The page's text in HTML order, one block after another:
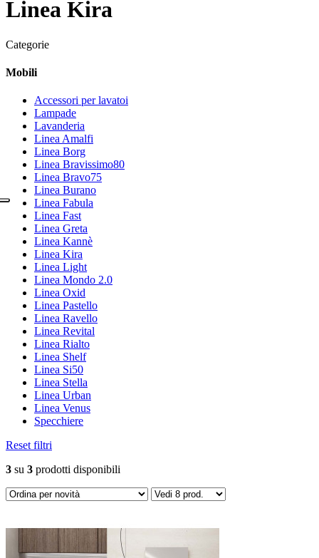
Linea Kira
Categorie
Mobili
Accessori per lavatoi
Lampade
Lavanderia
Linea Amalfi
Linea Borg
Linea Bravissimo80
Linea Bravo75
Linea Burano
Linea Fabula
Linea Fast
Linea Greta
Linea Kannè
Linea Kira
Linea Light
Linea Mondo 2.0
Linea Oxid
Linea Pastello
Linea Ravello
Linea Revital
Linea Rialto
Linea Shelf
Linea Si50
Linea Stella
Linea Urban
Linea Venus
Specchiere
Reset filtri
3 su 3 prodotti disponibili